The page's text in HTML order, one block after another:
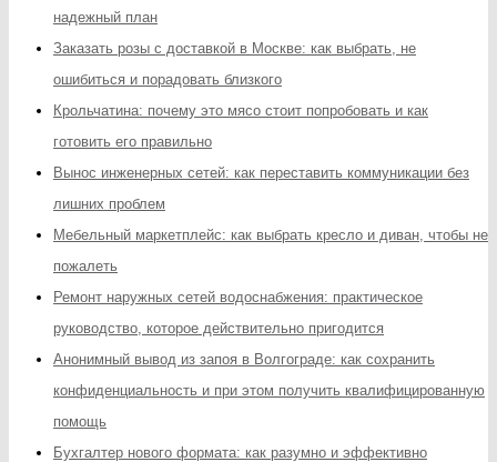
надежный план
Заказать розы с доставкой в Москве: как выбрать, не
ошибиться и порадовать близкого
Крольчатина: почему это мясо стоит попробовать и как
готовить его правильно
Вынос инженерных сетей: как переставить коммуникации без
лишних проблем
Мебельный маркетплейс: как выбрать кресло и диван, чтобы не
пожалеть
Ремонт наружных сетей водоснабжения: практическое
руководство, которое действительно пригодится
Анонимный вывод из запоя в Волгограде: как сохранить
конфиденциальность и при этом получить квалифицированную
помощь
Бухгалтер нового формата: как разумно и эффективно